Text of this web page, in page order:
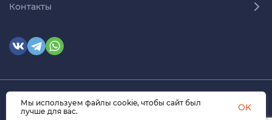
Контакты
© 2026 himmedsnab.ru. Все права защищены
Мы используем файлы cookie, чтобы сайт был
лучше для вас.
OK